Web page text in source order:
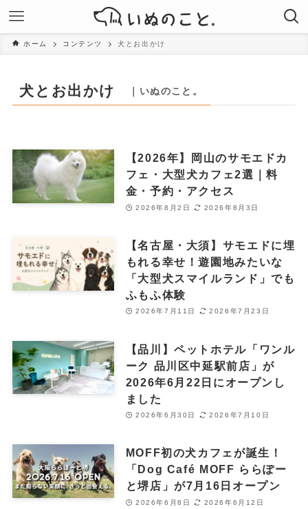
ホーム コンテンツ 犬とお出かけ
犬とお出かけ ｜いぬのこと。
【2026年】岡山のサモエドカ
フェ・大型犬カフェ2選｜料
金・予約・アクセス
2026年8月2日 2026年8月3日
【名古屋・大須】サモエドに埋
もれる幸せ！遊園地みたいな
「大型犬スマイルランド」でも
ふもふ体験
2026年7月11日 2026年7月23日
【品川】ペットホテル「ワンル
ーク 品川区中延駅前店」が
2026年6月22日にオープンし
ました
2026年6月30日 2026年7月10日
MOFF初の犬カフェが誕生！
「Dog Café MOFF ららぽー
と堺店」が7月16日オープン
2026年6月8日 2026年6月12日